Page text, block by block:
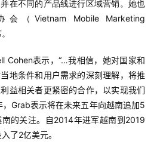
在不同的产品线进行区域营销。 她也
（Vietnam Mobile Marketing
Cohen表示，“…我相信，她对国家和
地条件和用户需求的深刻理解，将推
益相关者更紧密的合作，以实现我们
，Grab表示将在未来五年向越南追加5
的关注。自2014年进军越南到2019
了2亿美元。